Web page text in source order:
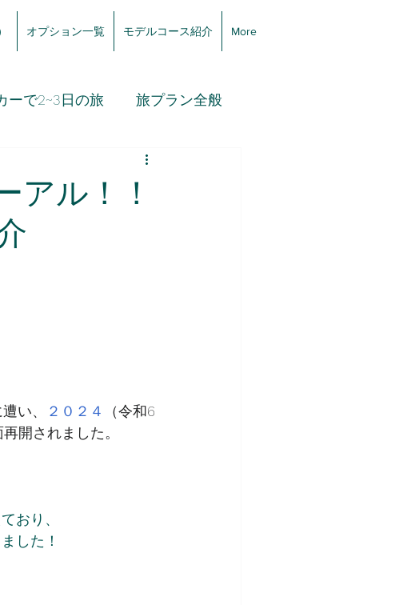
オプション一覧 モデルコース紹介 More
ーで2~3日の旅 旅プラン全般
アル！！
い、 ２０２４
（令和6
開されました。
おり、
した！